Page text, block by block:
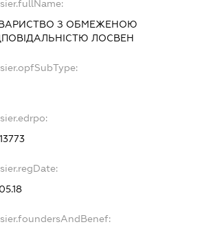
З ОБМЕЖЕНОЮ
ЛОСВЕН